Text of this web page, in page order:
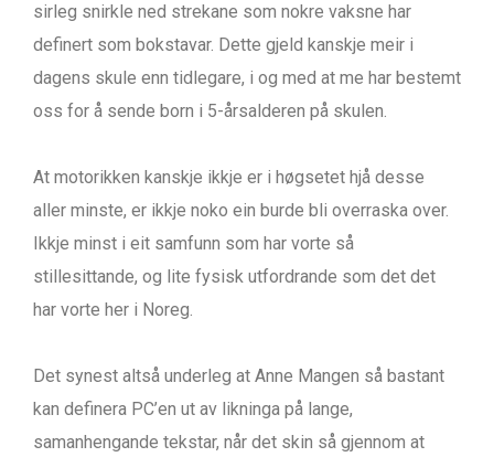
sirleg snirkle ned strekane som nokre vaksne har
definert som bokstavar. Dette gjeld kanskje meir i
dagens skule enn tidlegare, i og med at me har bestemt
oss for å sende born i 5-årsalderen på skulen.
At motorikken kanskje ikkje er i høgsetet hjå desse
aller minste, er ikkje noko ein burde bli overraska over.
Ikkje minst i eit samfunn som har vorte så
stillesittande, og lite fysisk utfordrande som det det
har vorte her i Noreg.
Det synest altså underleg at Anne Mangen så bastant
kan definera PC’en ut av likninga på lange,
samanhengande tekstar, når det skin så gjennom at